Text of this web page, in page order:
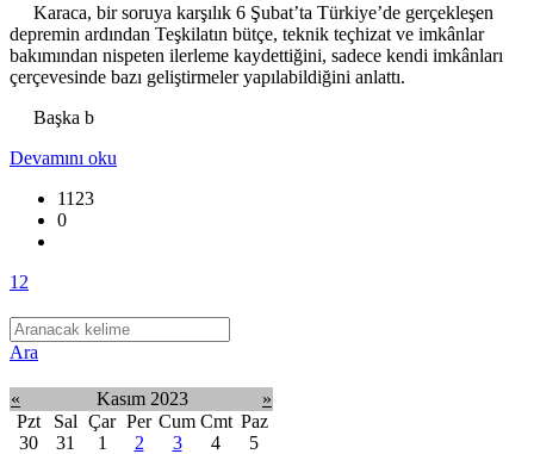
Karaca, bir soruya karşılık 6 Şubat’ta Türkiye’de gerçekleşen
depremin ardından Teşkilatın bütçe, teknik teçhizat ve imkânlar
bakımından nispeten ilerleme kaydettiğini, sadece kendi imkânları
çerçevesinde bazı geliştirmeler yapılabildiğini anlattı.
Başka b
Devamını oku
1123
0
1 2
Ara
« Kasım 2023
»
Pzt
Sal Çar Per Cum Cmt Paz
30
31 1 2 3 4
5